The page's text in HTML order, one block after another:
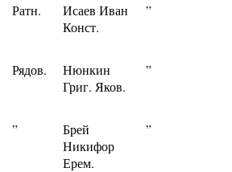
Ратн.
Исаев Иван
Конст.
”
Рядов.
Нюнкин
Григ. Яков.
”
”
Брей
Никифор
Ерем.
”